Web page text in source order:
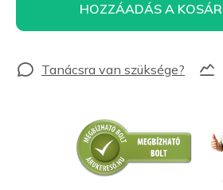
HOZZÁADÁS A